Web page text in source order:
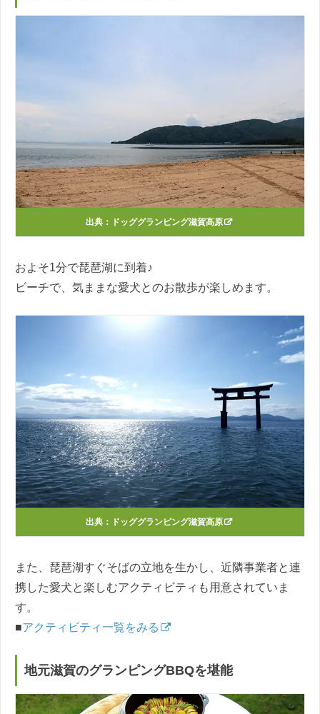
出典： ドッググランピング滋賀高原
およそ1分で琵琶湖に到着♪
ビーチで、気ままな愛犬とのお散歩が楽しめます。
出典： ドッググランピング滋賀高原
また、琵琶湖すぐそばの立地を生かし、近隣事業者と連
携した愛犬と楽しむアクティビティも用意されていま
す。
■アクティビティ一覧をみる
地元滋賀のグランピングBBQを堪能